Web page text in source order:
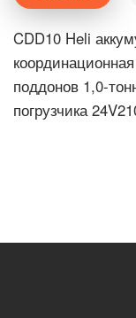
CDD10 Heli
поддонов 1,0-
погрузчика